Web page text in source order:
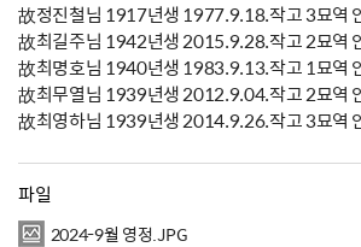
故정진철님 1917년생 1977.9.18.작고 3묘역
故최길주님 1942년생 2015.9.28.작고 2묘역
故최명호님 1940년생 1983.9.13.작고 1묘역
故최무열님 1939년생 2012.9.04.작고 2묘역
故최영하님 1939년생 2014.9.26.작고 3묘역
파일
2024-9월 영정.JPG